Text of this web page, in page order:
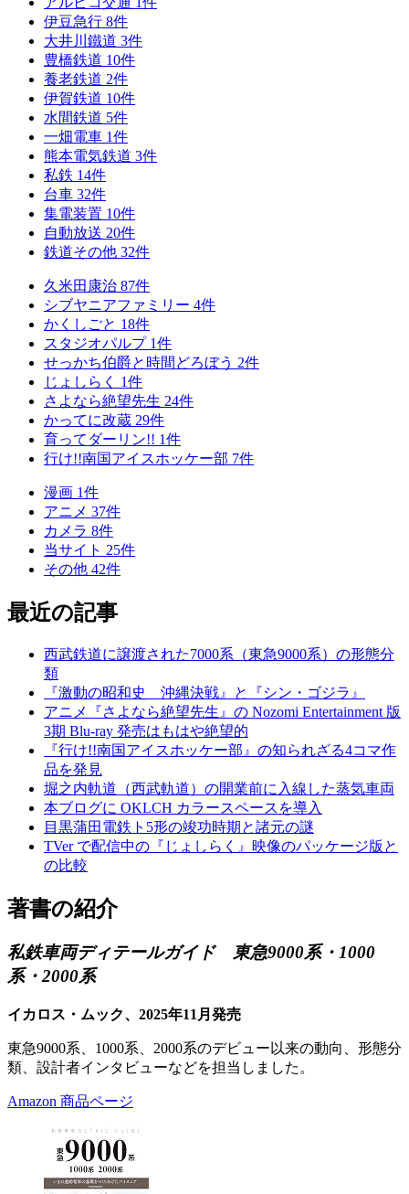
伊豆急行 8件
大井川鐵道 3件
豊橋鉄道 10件
養老鉄道 2件
伊賀鉄道 10件
水間鉄道 5件
一畑電車 1件
熊本電気鉄道 3件
私鉄 14件
台車 32件
集電装置 10件
自動放送 20件
鉄道その他 32件
久米田康治 87件
シブヤニアファミリー 4件
かくしごと 18件
スタジオパルプ 1件
せっかち伯爵と時間どろぼう 2件
じょしらく 1件
さよなら絶望先生 24件
かってに改蔵 29件
育ってダーリン!! 1件
行け!!南国アイスホッケー部 7件
漫画 1件
アニメ 37件
カメラ 8件
当サイト 25件
その他 42件
最近の記事
西武鉄道に譲渡された7000系（東急9000系）の形態分
類
『激動の昭和史 沖縄決戦』と『シン・ゴジラ』
アニメ『さよなら絶望先生』の Nozomi Entertainment 版
3期 Blu-ray 発売はもはや絶望的
『行け!!南国アイスホッケー部』の知られざる4コマ作
品を発見
堀之内軌道（西武軌道）の開業前に入線した蒸気車両
本ブログに OKLCH カラースペースを導入
目黒蒲田電鉄ト5形の竣功時期と諸元の謎
TVer で配信中の『じょしらく』映像のパッケージ版と
の比較
著書の紹介
私鉄車両ディテールガイド 東急9000系・1000
系・2000系
イカロス・ムック、2025年11月発売
東急9000系、1000系、2000系のデビュー以来の動向、形態分
類、設計者インタビューなどを担当しました。
Amazon 商品ページ